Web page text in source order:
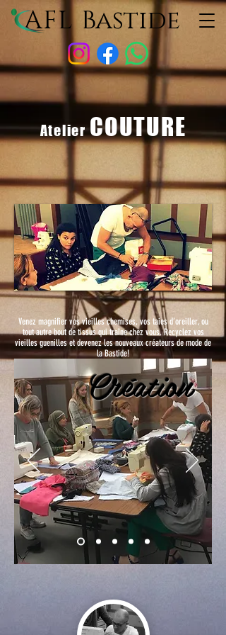
AFL Bastide
AtelierCOUTURE
Venez magnifier vos vieilles chemises, vos taies d’oreiller, ou
tout autre bout de tissus qui traîne chez vous. Recyclez vos
vieilles guenilles et devenez les nouveaux créateurs de mode de
la Bastide!
Création